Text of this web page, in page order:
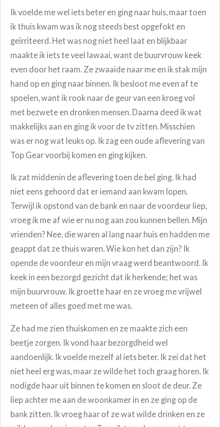
Ik voelde me wel iets beter en ging naar huis, maar toen
ik thuis kwam was ik nog steeds best opgefokt en
geïrriteerd. Het was nog niet heel laat en blijkbaar
maakte ik iets te veel lawaai, want de buurvrouw keek
even door het raam. Ze zwaaide naar me en ik stak mijn
hand op en ging naar binnen. Ik besloot me even af te
spoelen, want ik rook naar de geur van een kroeg vol
met bezwete en dronken mensen. Daarna deed ik wat
makkelijks aan en ging ik voor de tv zitten. Misschien
was er nog wat leuks op. Ik zag een oude aflevering van
Top Gear voorbij komen en ging kijken.
Ik zat middenin de aflevering toen de bel ging. Ik had
niet eens gehoord dat er iemand aan kwam lopen.
Terwijl ik opstond van de bank en naar de voordeur liep,
vroeg ik me af wie er nu nog aan zou kunnen bellen. Mijn
vrienden? Nee, die waren al lang naar huis en hadden me
geappt dat ze thuis waren. Wie kon het dan zijn? Ik
opende de voordeur en mijn vraag werd beantwoord. Ik
keek in een bezorgd gezicht dat ik herkende; het was
mijn buurvrouw. Ik groette haar en ze vroeg me vrijwel
meteen of alles goed met me was.
Ze had me zien thuiskomen en ze maakte zich een
beetje zorgen. Ik vond haar bezorgdheid wel
aandoenlijk. Ik voelde mezelf al iets beter. Ik zei dat het
niet heel erg was, maar ze wilde het toch graag horen. Ik
nodigde haar uit binnen te komen en sloot de deur. Ze
liep achter me aan de woonkamer in en ze ging op de
bank zitten. Ik vroeg haar of ze wat wilde drinken en ze